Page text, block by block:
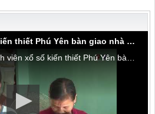
Công ty TNHH Xổ số kiến thiết Phú Yên bàn giao nhà tình thương tại thôn Hòa Đa, xã An Mỹ